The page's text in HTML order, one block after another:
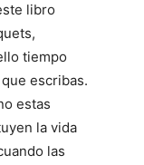
libro
tiempo
escribas.
estas
la vida
las